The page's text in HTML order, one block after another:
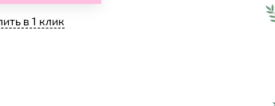
в 1 клик